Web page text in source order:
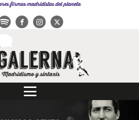
firmas madridistas del planeta